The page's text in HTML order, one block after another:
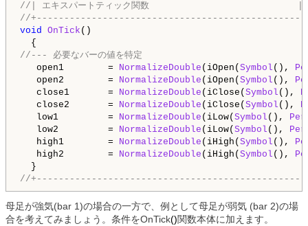
//| エキスパートティック関数                           |
//
void OnTick ()
//--- 必要なバーの値を特定
open1        = NormalizeDouble (iOpen( Symbol (),
open2        = NormalizeDouble (iOpen( Symbol (),
close1       = NormalizeDouble (iClose( Symbol (),
close2       = NormalizeDouble (iClose( Symbol (),
low1         = NormalizeDouble (iLow( Symbol (),
low2         = NormalizeDouble (iLow( Symbol (),
high1        = NormalizeDouble (iHigh( Symbol (),
high2        = NormalizeDouble (iHigh( Symbol (),
//
母足が強気(bar 1)の場合の一方で、例として母足が弱気 (bar 2)の場
合を考えてみましょう。条件をOnTick()関数本体に加えます。